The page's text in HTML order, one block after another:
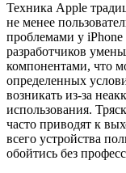
Техника Apple
не менее
проблемами у
разработчиков
компонентами, что
определенных
возникать из-за
использования.
часто приводят к
всего устройства
обойтись без